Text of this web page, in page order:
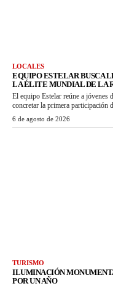
LOCALES
EQUIPO ESTELAR BUSCA
LA ÉLITE MUNDIAL DE LA
El equipo Estelar reúne a jóvenes
concretar la primera participación
6 de agosto de 2026
TURISMO
ILUMINACIÓN
POR UN AÑO